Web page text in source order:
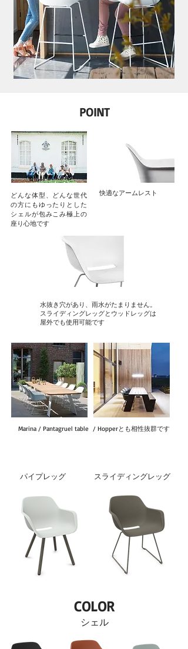
POINT
どんな体型、どんな世代
の方にもゆったりとした
シェルが包みこみ極上の
座り心地です
快適なアームレスト
水抜き穴があり、雨水がたまりません。
スライディングレッグとウッドレッグは
屋外でも使用可能です
Marina / Pantagruel table / Hopperとも相性抜群です
パイプレッグ スライディングレッグ
COLOR
シェル